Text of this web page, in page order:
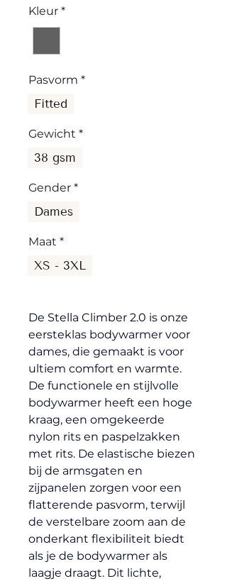
Kleur *
Pasvorm *
Fitted
Gewicht *
38 gsm
Gender *
Dames
Maat *
XS - 3XL
De Stella Climber 2.0 is onze
eersteklas bodywarmer voor
dames, die gemaakt is voor
ultiem comfort en warmte.
De functionele en stijlvolle
bodywarmer heeft een hoge
kraag, een omgekeerde
nylon rits en paspelzakken
met rits. De elastische biezen
bij de armsgaten en
zijpanelen zorgen voor een
flatterende pasvorm, terwijl
de verstelbare zoom aan de
onderkant flexibiliteit biedt
als je de bodywarmer als
laagje draagt. Dit lichte,